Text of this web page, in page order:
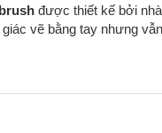
được thiết kế bởi
vẽ bằng tay nhưng